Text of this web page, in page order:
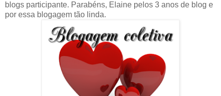
blogs participante. Parabéns, Elaine pelos 3 anos de blog e
por essa blogagem tão linda.